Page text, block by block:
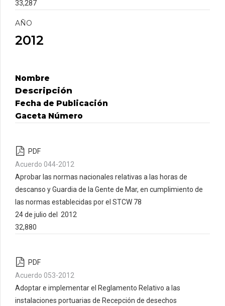
33,287
AÑO
2012
Nombre
Descripción
Fecha de Publicación
Gaceta Número
PDF
Acuerdo 044-2012
Aprobar las normas nacionales relativas a las horas de
descanso y Guardia de la Gente de Mar, en cumplimiento de
las normas establecidas por el STCW 78
24 de julio del 2012
32,880
PDF
Acuerdo 053-2012
Adoptar e implementar el Reglamento Relativo a las
instalaciones portuarias de Recepción de desechos